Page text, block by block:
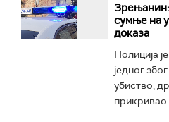
сумње на
доказа
Полиција
једног
убиство,
прикривао